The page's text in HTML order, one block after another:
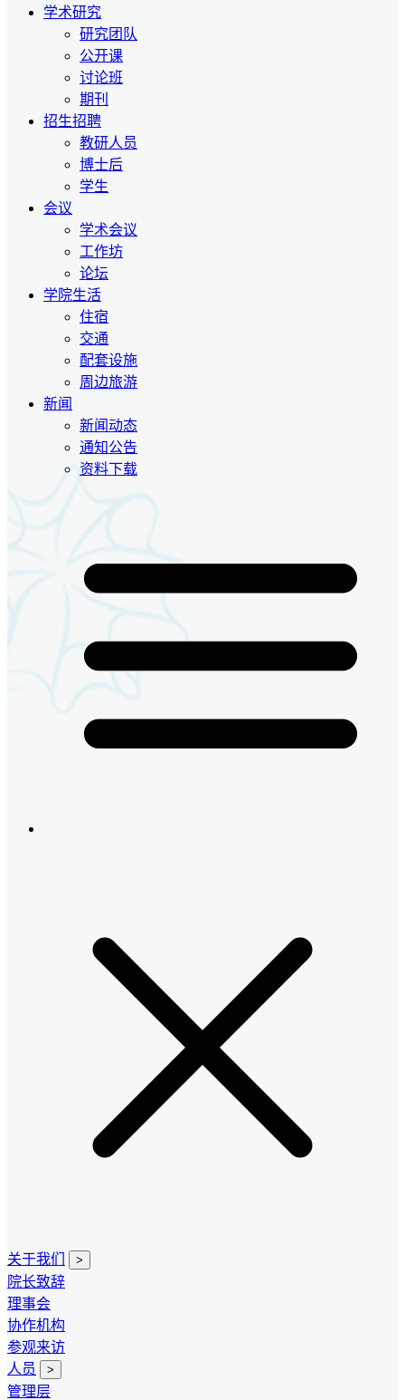
学术研究
研究团队
公开课
讨论班
期刊
招生招聘
教研人员
博士后
学生
会议
学术会议
工作坊
论坛
学院生活
住宿
交通
配套设施
周边旅游
新闻
新闻动态
通知公告
资料下载
关于我们 >
院长致辞
理事会
协作机构
参观来访
人员
>
管理层